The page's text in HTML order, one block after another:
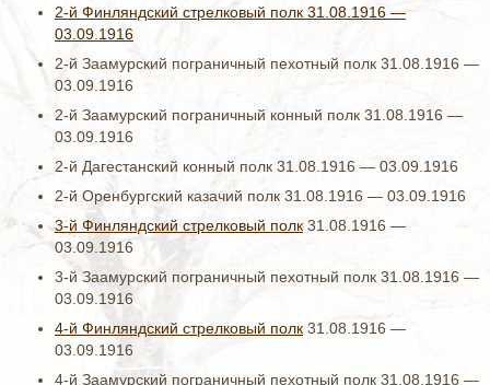
2-й Финляндский стрелковый полк 31.08.1916 —
03.09.1916
2-й Заамурский пограничный пехотный полк 31.08.1916 —
03.09.1916
2-й Заамурский пограничный конный полк 31.08.1916 —
03.09.1916
2-й Дагестанский конный полк 31.08.1916 — 03.09.1916
2-й Оренбургский казачий полк 31.08.1916 — 03.09.1916
3-й Финляндский стрелковый полк 31.08.1916 —
03.09.1916
3-й Заамурский пограничный пехотный полк 31.08.1916 —
03.09.1916
4-й Финляндский стрелковый полк 31.08.1916 —
03.09.1916
4-й Заамурский пограничный пехотный полк 31.08.1916 —